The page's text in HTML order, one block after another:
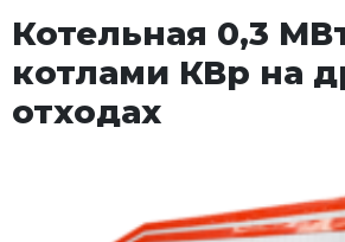
Котельная 0,3
котлами КВр на
отходах